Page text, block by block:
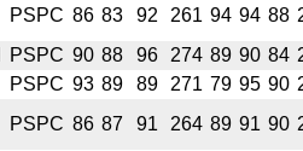
PSPC 86 83 92 261 94 94 88
PSPC 90 88 96 274 89 90 84
PSPC 93 89 89 271 79 95 90
PSPC 86 87 91 264 89 91 90